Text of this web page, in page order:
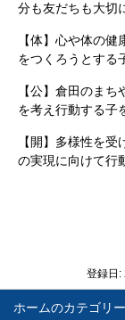
ホーム
分も友だちも大切
【体】心や体の
をつくろうとする
【公】倉田のま
を考え行動する子
【開】多様性を
の実現に向けて行
登録日: